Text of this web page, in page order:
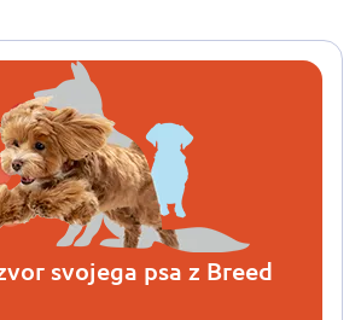
svojega psa z Breed